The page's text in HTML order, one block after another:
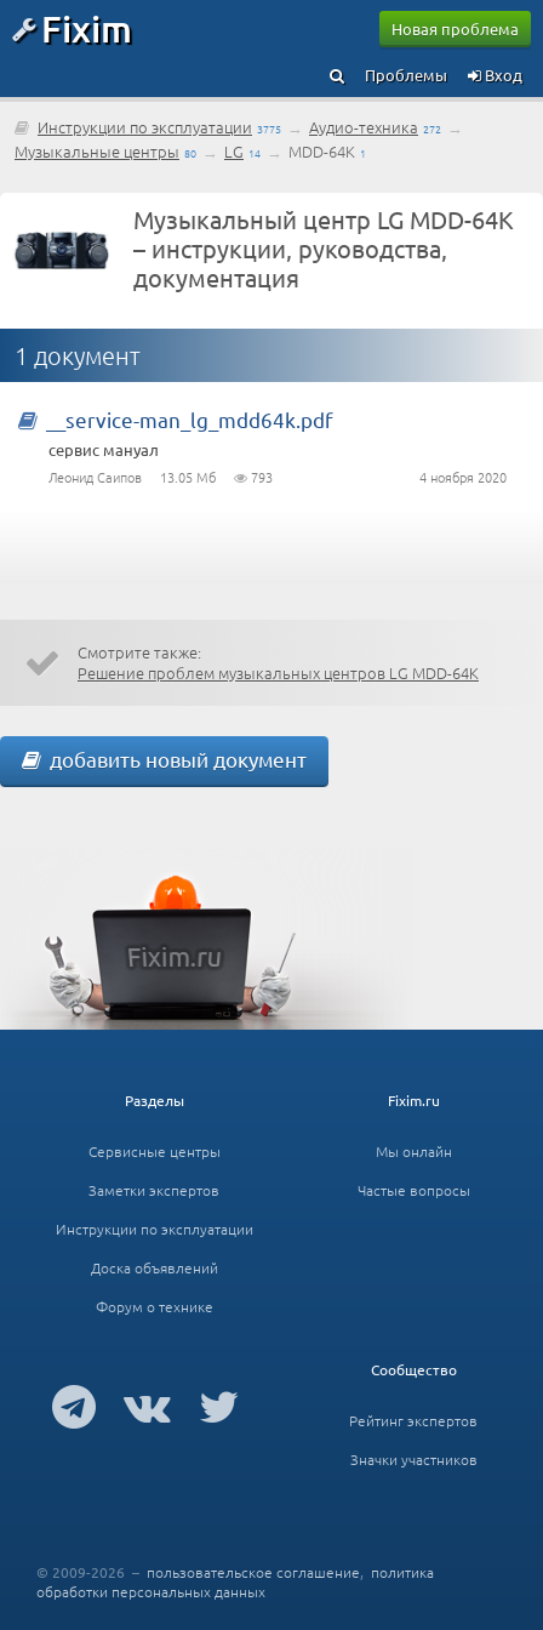
Fixim Новая проблема
Вход
Проблемы
Инструкции по эксплуатации 3775 → Аудио-техника 272 →
Музыкальные центры 80 → LG 14 → MDD-64K 1
Музыкальный центр LG MDD-64K
– инструкции, руководства,
документация
1 документ
__service-man_lg_mdd64k.pdf
сервис мануал
4 ноября 2020
Леонид Саипов 13.05 Мб 793
Смотрите также:
Решение проблем музыкальных центров LG MDD-64K
добавить новый документ
Fixim.ru
Мы онлайн
Частые вопросы
Разделы
Сервисные центры
Заметки экспертов
Инструкции по эксплуатации
Доска объявлений
Форум о технике
Сообщество
Рейтинг экспертов
Значки участников
© 2009-2026 – пользовательское соглашение, политика
обработки персональных данных